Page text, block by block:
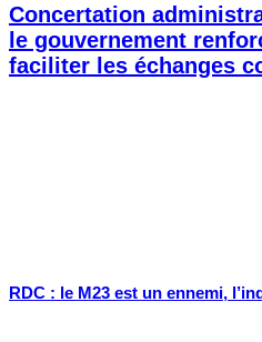
Concertation
le gouvernement
faciliter les échanges
RDC : le M23 est un ennemi,